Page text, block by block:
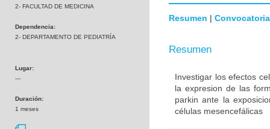
2- FACULTAD DE MEDICINA
Dependencia:
2- DEPARTAMENTO DE PEDIATRÍA
Lugar:
---
Duración:
1 meses
Resumen | Convocatoria
Resumen
Investigar los efectos
la expresion de las
parkin ante la
células mesencefálicas